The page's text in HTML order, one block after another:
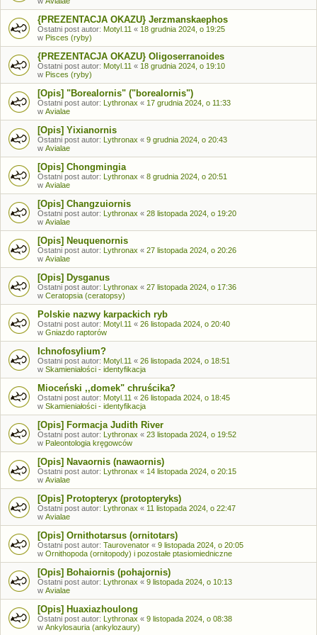
{PREZENTACJA OKAZU} Jerzmanskaephos
Ostatni post autor: Motyl.11 « 18 grudnia 2024, o 19:25
w Pisces (ryby)
{PREZENTACJA OKAZU} Oligoserranoides
Ostatni post autor: Motyl.11 « 18 grudnia 2024, o 19:10
w Pisces (ryby)
[Opis] "Borealornis" ("borealornis")
Ostatni post autor: Lythronax « 17 grudnia 2024, o 11:33
w Avialae
[Opis] Yixianornis
Ostatni post autor: Lythronax « 9 grudnia 2024, o 20:43
w Avialae
[Opis] Chongmingia
Ostatni post autor: Lythronax « 8 grudnia 2024, o 20:51
w Avialae
[Opis] Changzuiornis
Ostatni post autor: Lythronax « 28 listopada 2024, o 19:20
w Avialae
[Opis] Neuquenornis
Ostatni post autor: Lythronax « 27 listopada 2024, o 20:26
w Avialae
[Opis] Dysganus
Ostatni post autor: Lythronax « 27 listopada 2024, o 17:36
w Ceratopsia (ceratopsy)
Polskie nazwy karpackich ryb
Ostatni post autor: Motyl.11 « 26 listopada 2024, o 20:40
w Gniazdo raptorów
Ichnofosylium?
Ostatni post autor: Motyl.11 « 26 listopada 2024, o 18:51
w Skamieniałości - identyfikacja
Mioceński ,,domek" chruścika?
Ostatni post autor: Motyl.11 « 26 listopada 2024, o 18:45
w Skamieniałości - identyfikacja
[Opis] Formacja Judith River
Ostatni post autor: Lythronax « 23 listopada 2024, o 19:52
w Paleontologia kręgowców
[Opis] Navaornis (nawaornis)
Ostatni post autor: Lythronax « 14 listopada 2024, o 20:15
w Avialae
[Opis] Protopteryx (protopteryks)
Ostatni post autor: Lythronax « 11 listopada 2024, o 22:47
w Avialae
[Opis] Ornithotarsus (ornitotars)
Ostatni post autor: Taurovenator « 9 listopada 2024, o 20:05
w Ornithopoda (ornitopody) i pozostałe ptasiomiedniczne
[Opis] Bohaiornis (pohajornis)
Ostatni post autor: Lythronax « 9 listopada 2024, o 10:13
w Avialae
[Opis] Huaxiazhoulong
Ostatni post autor: Lythronax « 9 listopada 2024, o 08:38
w Ankylosauria (ankylozaury)